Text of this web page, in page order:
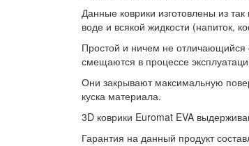
Данные коврики изготовлены из
воде и всякой жидкости (напиток,
Простой и ничем не отличающийся
смещаются в процессе
Они закрывают максимальную
куска материала.
3D коврики Euromat EVA
Гарантия на данный продукт